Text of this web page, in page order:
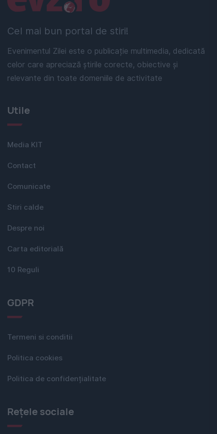
Cel mai bun portal de stiri!
Evenimentul Zilei este o publicație multimedia, dedicată
celor care apreciază știrile corecte, obiective și
relevante din toate domeniile de activitate
Utile
Media KIT
Contact
Comunicate
Stiri calde
Despre noi
Carta editorială
10 Reguli
GDPR
Termeni si conditii
Politica cookies
Politica de confidențialitate
Rețele sociale